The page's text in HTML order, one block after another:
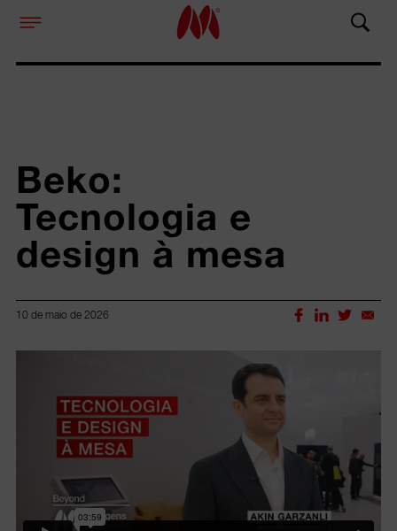
Beko:
Tecnologia e
design à mesa
10 de maio de 2026
Lorem ipsum dolor sit amet, consectetur adipiscing elit.